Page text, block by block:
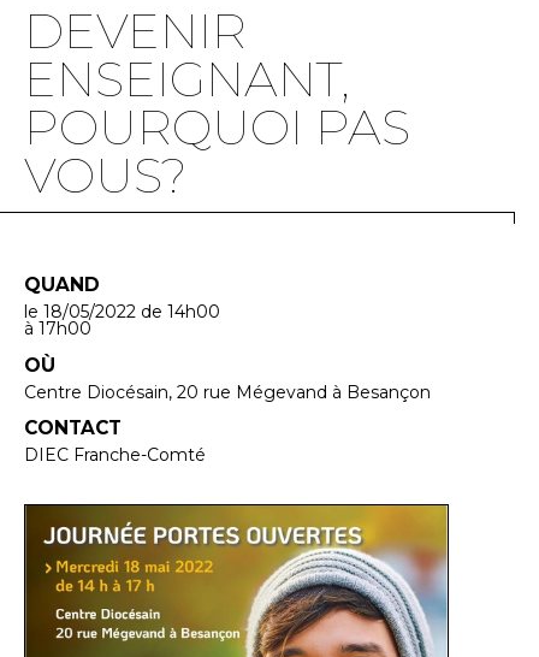
DEVENIR
ENSEIGNANT,
POURQUOI PAS
VOUS?
QUAND
le 18/05/2022 de 14h00
à 17h00
OÙ
Centre Diocésain, 20 rue Mégevand à Besançon
CONTACT
DIEC Franche-Comté